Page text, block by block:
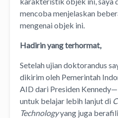
mencoba menjelaskan
mengenai objek ini.
Hadirin yang terhormat,
Setelah ujian doktorandus
dikirim oleh Pemerintah
AID dari Presiden
untuk belajar lebih lanjut di
Technologyyang juga